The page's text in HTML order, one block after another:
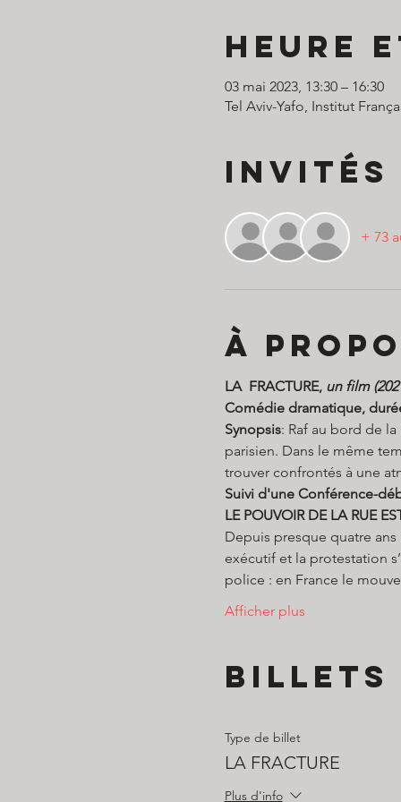
Heure
03 mai 2023, 13:30 – 16:30
Tel Aviv-Yafo, Institut
Invités
+ 73
À
LA  FRACTURE, un film
Comédie dramatique,
Synopsis: Raf au bord de
parisien. Dans le même
trouver confrontés à une
Suivi d'une Conférence-
LE POUVOIR DE LA RUE
Depuis presque quatre
exécutif et la protestation
police : en France le
Afficher plus
Billets
Type de billet
LA FRACTURE
Plus d'info